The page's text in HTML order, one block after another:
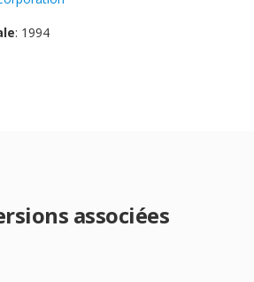
: 1994
associées